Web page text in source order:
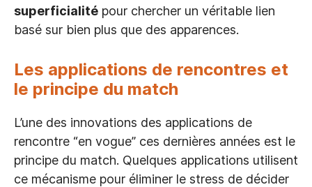
superficialité pour chercher un véritable lien
basé sur bien plus que des apparences.
Les applications de rencontres et
le principe du match
L’une des innovations des applications de
rencontre “en vogue” ces dernières années est le
principe du match. Quelques applications utilisent
ce mécanisme pour éliminer le stress de décider